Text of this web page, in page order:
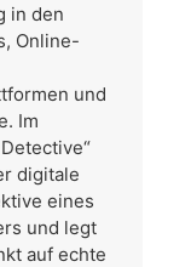
in den
Online-
und
Im
digitale
eines
und legt
auf echte